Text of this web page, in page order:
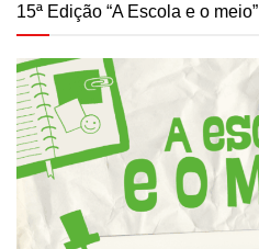
15ª Edição “A Escola e o meio”